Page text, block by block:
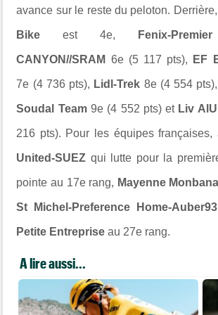
avance sur le reste du peloton.
Bike est 4e, Fenix-
CANYON//SRAM 6e (5 117 pts), EF
7e (4 736 pts), Lidl-Trek 8e (4 554 pts),
Soudal Team9e (4 552 pts) et Liv
216 pts). Pour les équipes françaises,
United-SUEZ qui lutte pour la
pointe au 17e rang, Mayenne
St Michel-Preference Home-Auber93
Petite Entreprise au 27e rang.
A lire aussi...